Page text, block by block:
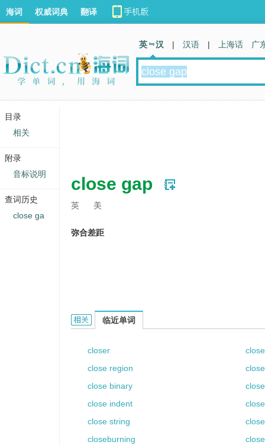
close gap
英 美
弥合差距
close gap的相关资料：
临近单词
closer
close
close region
close binary
close indent
close string
closeburning
海词 权威词典 翻译
英 汉 | 汉语 | 上海话 广
目录
相关
附录
音标说明
查词历史
close ga